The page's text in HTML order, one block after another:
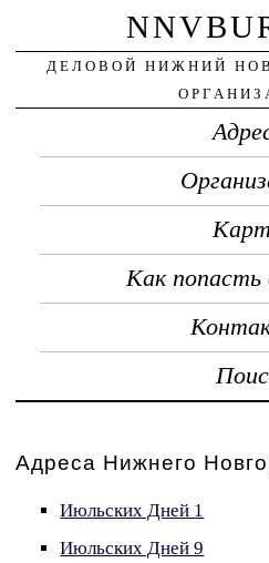
ДЕЛОВОЙ НИЖНИЙ
Как попасть
Адреса Нижнего
Июльских Дней 1
Июльских Дней 9